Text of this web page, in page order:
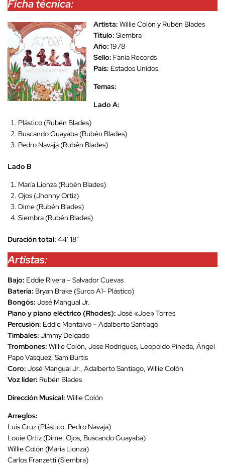
Ficha técnica:
Artista: Willie Colón y Rubén Blades
Título: Siembra
Año: 1978
Sello: Fania Records
País: Estados Unidos
Temas:
Lado A:
Plástico (Rubén Blades)
Buscando Guayaba (Rubén Blades)
Pedro Navaja (Rubén Blades)
Lado B
María Lionza (Rubén Blades)
Ojos (Jhonny Ortiz)
Dime (Rubén Blades)
Siembra (Rubén Blades)
Duración total: 44’ 18”
Artistas:
Bajo: Eddie Rivera – Salvador Cuevas
Batería: Bryan Brake (Surco A1- Plástico)
Bongós: José Mangual Jr.
Piano y piano eléctrico (Rhodes): José «Joe» Torres
Percusión: Eddie Montalvo – Adalberto Santiago
Timbales: Jimmy Delgado
Trombones: Willie Colón, Jose Rodrigues, Leopoldo Pineda, Ángel
Papo Vasquez, Sam Burtis
Coro: José Mangual Jr., Adalberto Santiago, Willie Colón
Voz líder: Rubén Blades
Dirección Musical: Willie Colón
Arreglos:
Luis Cruz (Plástico, Pedro Navaja)
Louie Ortiz (Dime, Ojos, Buscando Guayaba)
Willie Colón (María Lionza)
Carlos Franzetti (Siembra)